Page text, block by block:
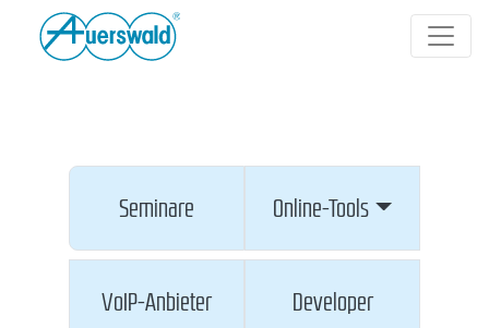
Seminare Online-Tools
VoIP-Anbieter Developer